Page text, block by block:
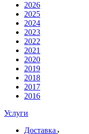
2026
2025
2024
2023
2022
2021
2020
2019
2018
2017
2016
Услуги
Доставка